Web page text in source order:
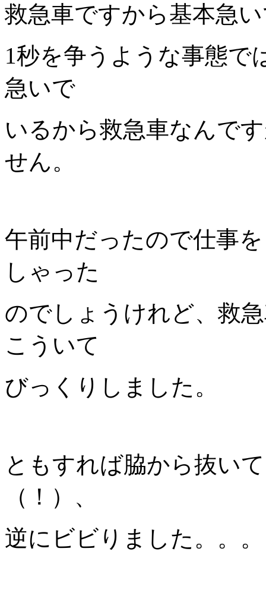
救急車ですから基本急
1秒を争うような事態で
急いで
いるから救急車なんで
せん。
午前中だったので仕事
しゃった
のでしょうけれど、救
こういて
びっくりしました。
ともすれば脇から抜い
（！）、
逆にビビりました。。。